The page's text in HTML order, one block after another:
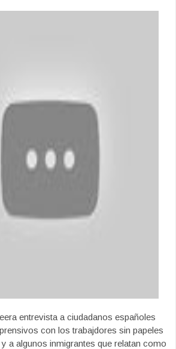
entrevista a ciudadanos españoles
con los trabajdores sin papeles
a algunos inmigrantes que relatan como